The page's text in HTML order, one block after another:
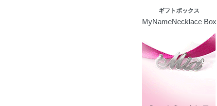
ギフトボックス
MyNameNecklace Box